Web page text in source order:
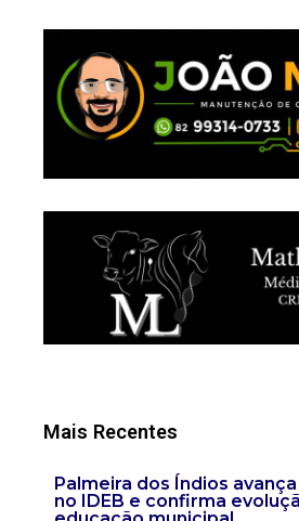
Mais Recentes
Palmeira dos Índios
no IDEB e confirma